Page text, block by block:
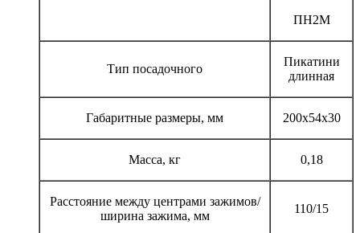
ПН2М
Тип посадочного
Пикатини
длинная
Габаритные размеры, мм 200х54х30
Масса, кг 0,18
Расстояние между центрами зажимов/
ширина зажима, мм
110/15